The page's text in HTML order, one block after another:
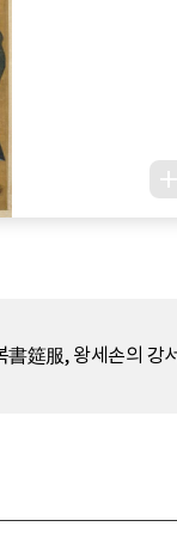
筵服, 왕세손의